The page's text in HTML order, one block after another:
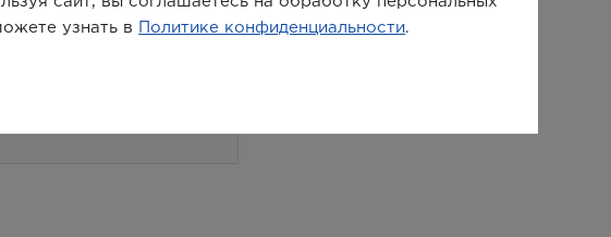
узнать в
Политике конфиденциальности.